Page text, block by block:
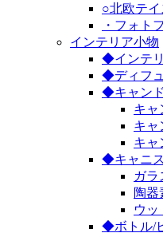
○北欧テ
・フォト
インテリア小物
◆インテ
◆ディフ
◆キャン
キャ
キャ
キャ
◆キャニ
ガラ
陶器
ウッ
◆ボトル/